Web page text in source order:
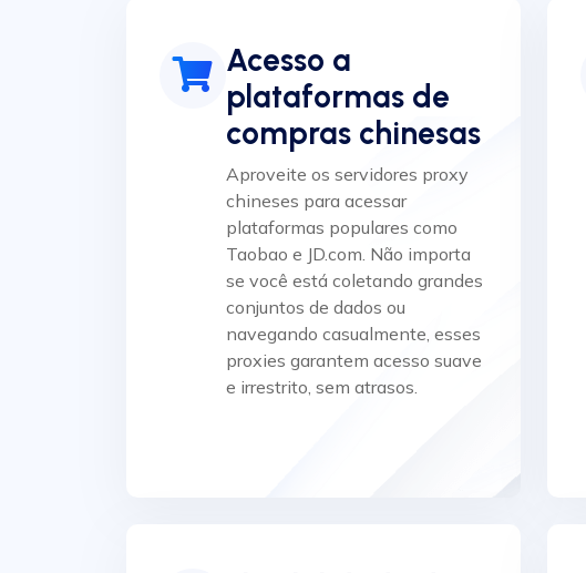
Acesso a
plataformas de
compras chinesas
Aproveite os servidores proxy
chineses para acessar
plataformas populares como
Taobao e JD.com. Não importa
se você está coletando grandes
conjuntos de dados ou
navegando casualmente, esses
proxies garantem acesso suave
e irrestrito, sem atrasos.